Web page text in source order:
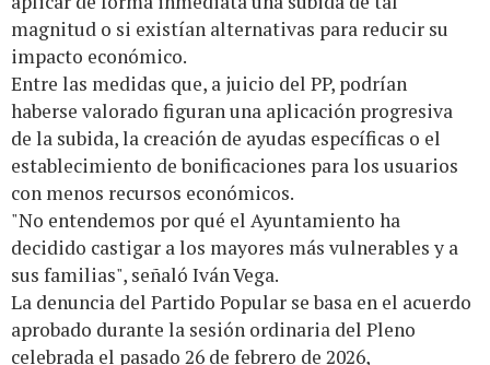
magnitud o si existían alternativas para reducir su
impacto económico.
Entre las medidas que, a juicio del PP, podrían
haberse valorado figuran una aplicación progresiva
de la subida, la creación de ayudas específicas o el
establecimiento de bonificaciones para los usuarios
con menos recursos económicos.
"No entendemos por qué el Ayuntamiento ha
decidido castigar a los mayores más vulnerables y a
sus familias", señaló Iván Vega.
La denuncia del Partido Popular se basa en el acuerdo
aprobado durante la sesión ordinaria del Pleno
celebrada el pasado 26 de febrero de 2026,